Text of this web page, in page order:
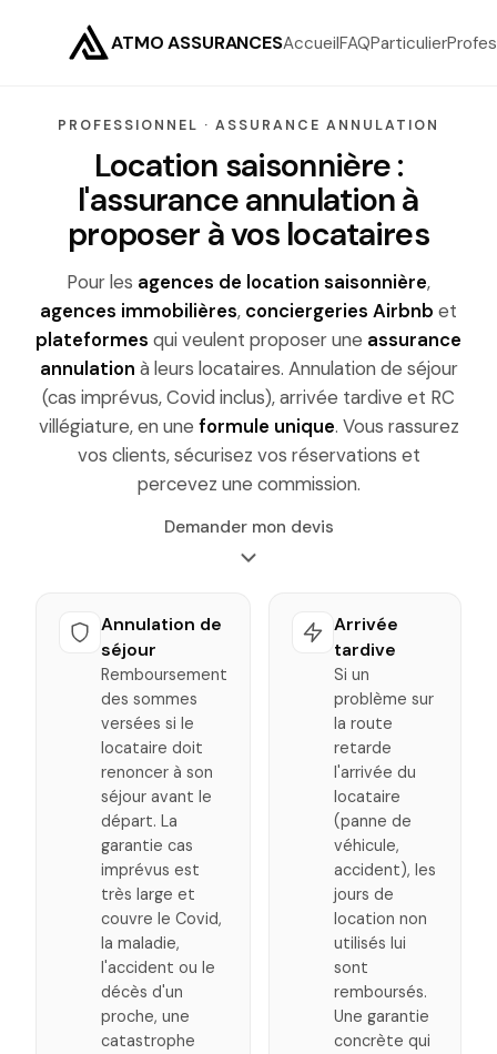
ATMO ASSURANCESAccueilFAQParticulier
PROFESSIONNEL · ASSURANCE ANNULATION
Location saisonnière :
l'assurance annulation à
proposer à vos locataires
Pour les agences de location saisonnière,
agences immobilières, conciergeries Airbnb et
plateformes qui veulent proposer une assurance
annulation à leurs locataires. Annulation de séjour
(cas imprévus, Covid inclus), arrivée tardive et RC
villégiature, en une formule unique. Vous rassurez
vos clients, sécurisez vos réservations et
percevez une commission.
Demander mon devis
Annulation de
séjour
Remboursement
des sommes
versées si le
locataire doit
renoncer à son
séjour avant le
départ. La
garantie cas
imprévus est
très large et
couvre le Covid,
la maladie,
l'accident ou le
décès d'un
proche, une
catastrophe
Arrivée
tardive
Si un
problème sur
la route
retarde
l'arrivée du
locataire
(panne de
véhicule,
accident), les
jours de
location non
utilisés lui
sont
remboursés.
Une garantie
concrète qui